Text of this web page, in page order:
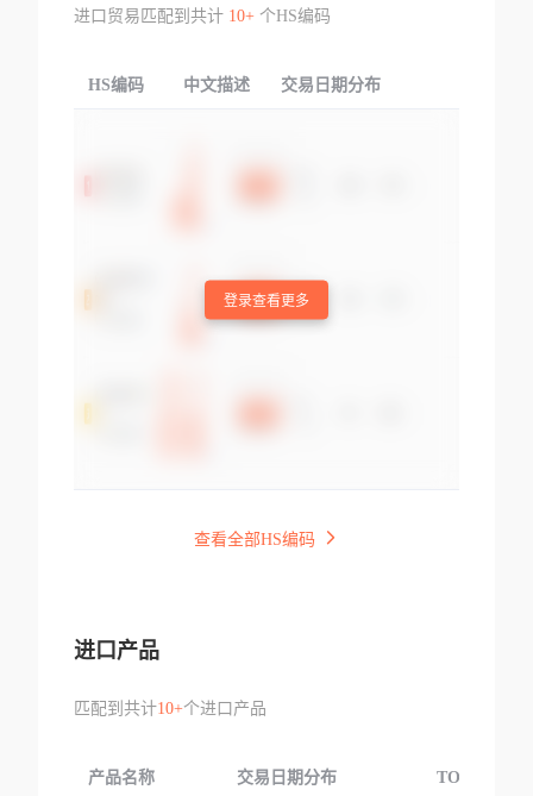
进口贸易匹配到共计 10+个HS编码
HS编码 中文描述 交易日期分布
登录查看更多
查看全部HS编码
进口产品
匹配到共计10+个进口产品
产品名称 交易日期分布 TOP3交易国